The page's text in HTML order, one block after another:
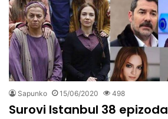
Sapunko 15/06/2020 498
Surovi Istanbul 38 epizoda